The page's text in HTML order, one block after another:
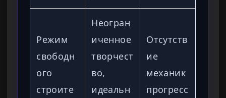
Режим
свободн
ого
строите
Неогран
иченное
творчест
во,
идеальн
Отсутств
ие
механик
прогресс